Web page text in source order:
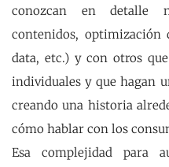
conozcan en detalle
contenidos, optimización
data, etc.) y con otros
individuales y que hagan
creando una historia
cómo hablar con los
Esa complejidad para